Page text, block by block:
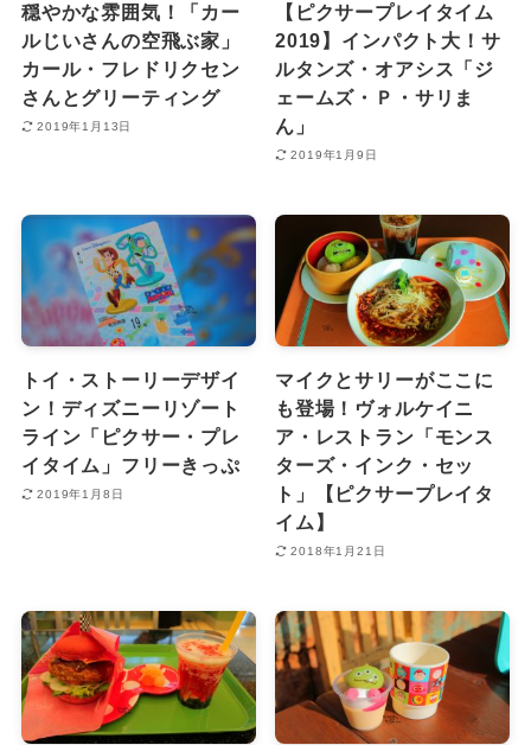
穏やかな雰囲気！「カー
ルじいさんの空飛ぶ家」
カール・フレドリクセン
さんとグリーティング
2019年1月13日
【ピクサープレイタイム
2019】インパクト大！サ
ルタンズ・オアシス「ジ
ェームズ・Ｐ・サリま
ん」
2019年1月9日
トイ・ストーリーデザイ
ン！ディズニーリゾート
ライン「ピクサー・プレ
イタイム」フリーきっぷ
2019年1月8日
マイクとサリーがここに
も登場！ヴォルケイニ
ア・レストラン「モンス
ターズ・インク・セッ
ト」【ピクサープレイタ
イム】
2018年1月21日